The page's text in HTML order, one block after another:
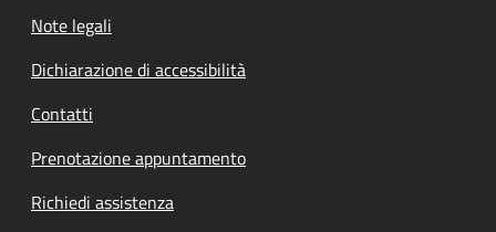
Note legali
Dichiarazione di accessibilità
Contatti
Prenotazione appuntamento
Richiedi assistenza